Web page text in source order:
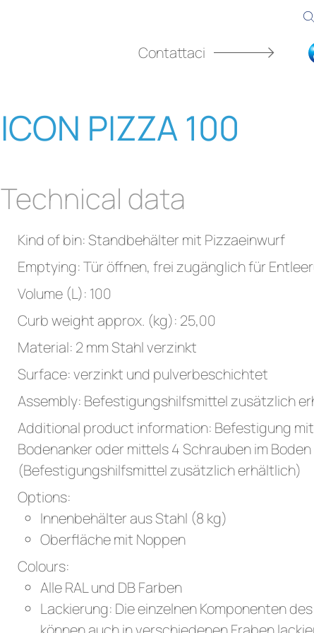
Contattaci
ICON PIZZA 100
Technical data
Kind of bin: Standbehälter mit Pizzaeinwurf
Emptying: Tür öffnen, frei zugänglich für
Volume (L): 100
Curb weight approx. (kg): 25,00
Material: 2 mm Stahl verzinkt
Surface: verzinkt und pulverbeschichtet
Assembly: Befestigungshilfsmittel zusätzlich
Additional product information: Befestigung mit
Bodenanker oder mittels 4 Schrauben im Boden
(Befestigungshilfsmittel zusätzlich erhältlich)
Options:
Innenbehälter aus Stahl (8 kg)
Oberfläche mit Noppen
Colours:
Alle RAL und DB Farben
Lackierung: Die einzelnen Komponenten